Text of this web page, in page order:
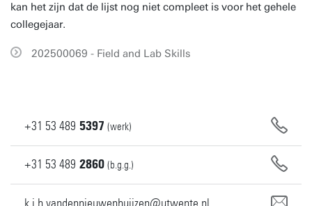
kan het zijn dat de lijst nog niet compleet is voor het gehele
collegejaar.
202500069 - Field and Lab Skills
+31 53 489 5397 (werk)
+31 53 489 2860 (b.g.g.)
k.j.h.vandennieuwenhuijzen@utwente.nl